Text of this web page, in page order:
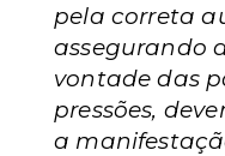
pela correta
assegurando
vontade das
pressões,
a